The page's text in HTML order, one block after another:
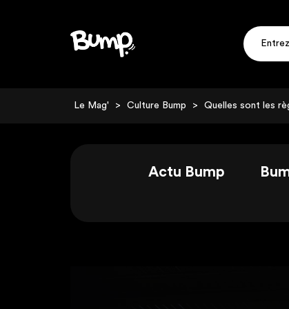
Le Mag' > Culture Bump > Quelles sont les
Actu Bump